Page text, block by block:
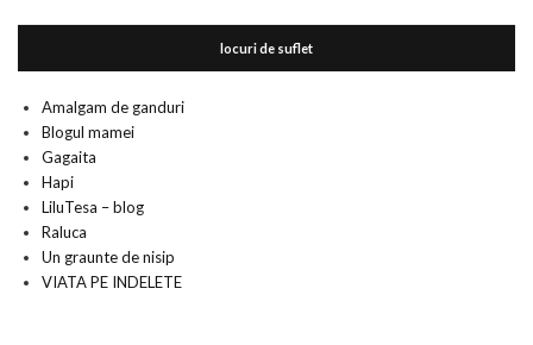
locuri de suflet
Amalgam de ganduri
Blogul mamei
Gagaita
Hapi
LiluTesa – blog
Raluca
Un graunte de nisip
VIATA PE INDELETE